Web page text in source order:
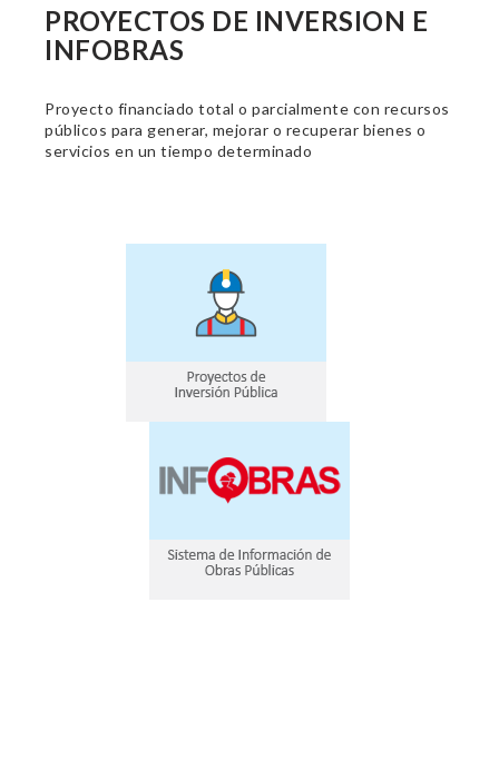
PROYECTOS DE INVERSION E
INFOBRAS
Proyecto financiado total o parcialmente con recursos
públicos para generar, mejorar o recuperar bienes o
servicios en un tiempo determinado